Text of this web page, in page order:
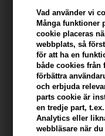
Vad använder vi
Många funktioner
cookie placeras
webbplats, så
för att ha en
både cookies från
förbättra
och erbjuda
parts cookie är
en tredje part,
Analytics eller
webbläsare när
Du tjänar 16
konto
KÖP FÖR YTTERLIGARE
Beskrivning
Lernberger Stafsing